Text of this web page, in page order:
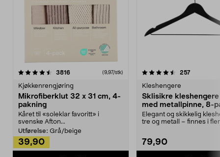
3816anmeldelser(9,97/stk)
Kjøkkenrengjøring
Mikrofiberklut 32 x 31 cm, 4-
pakning
Kåret til «soleklar favoritt» i
svenske Afton...
Utførelse: Grå/beige
39,90
4.5av 5 stjerner 257
Kleshengere
Sklisikre
med metallpinne, 8-
Elegant og skikkelig
tre og metall – finnes i
79,90
4.5av 5 stjerner